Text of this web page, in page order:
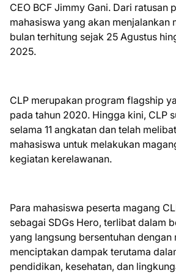
CEO BCF Jimmy Gani. Dari ratusan
mahasiswa yang akan menjalankan
bulan terhitung sejak 25 Agustus
2025.
CLP merupakan program flagship
pada tahun 2020. Hingga kini, CLP
selama 11 angkatan dan telah
mahasiswa untuk melakukan
kegiatan kerelawanan.
Para mahasiswa peserta magang
sebagai SDGs Hero, terlibat dalam
yang langsung bersentuhan dengan
menciptakan dampak terutama
pendidikan, kesehatan, dan